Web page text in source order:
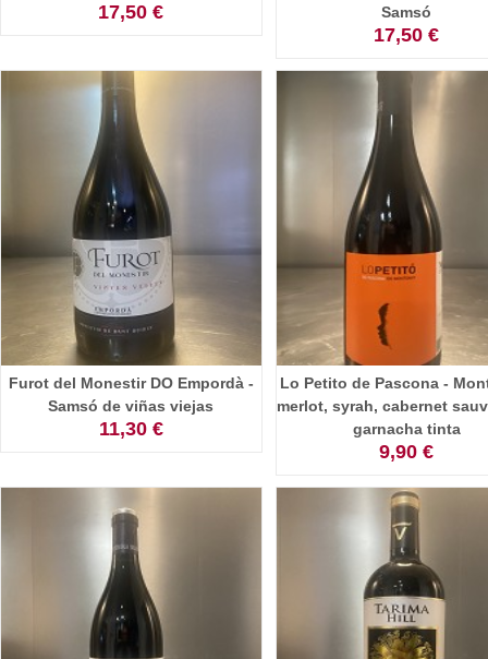
17,50 €
Samsó
17,50 €
Furot del Monestir DO Empordà -
Samsó de viñas viejas
11,30 €
Lo Petito de Pascona -
merlot, syrah, cabernet
garnacha tinta
9,90 €